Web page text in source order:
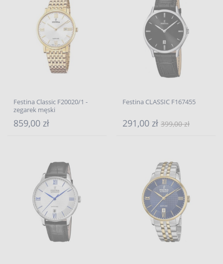
Festina Classic F20020/1 -
zegarek męski
859,00 zł
Festina CLASSIC F167455
291,00 zł 399,00 zł